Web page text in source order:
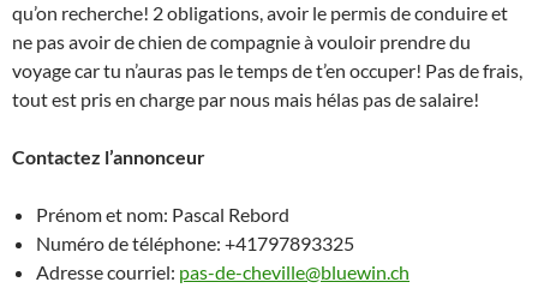
qu’on recherche! 2 obligations, avoir le permis de conduire et
ne pas avoir de chien de compagnie à vouloir prendre du
voyage car tu n’auras pas le temps de t’en occuper! Pas de frais,
tout est pris en charge par nous mais hélas pas de salaire!
Contactez l’annonceur
Prénom et nom: Pascal Rebord
Numéro de téléphone: +41797893325
Adresse courriel: pas-de-cheville@bluewin.ch